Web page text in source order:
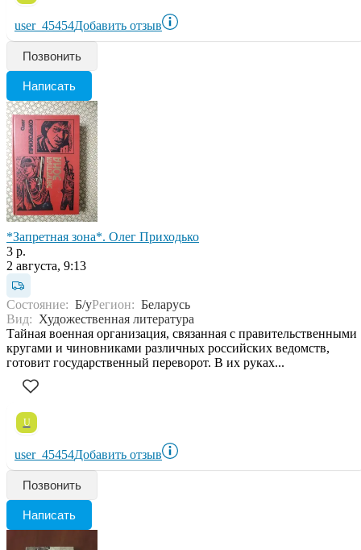
user_45454Добавить отзыв
Позвонить
Написать
*Запретная зона*. Олег Приходько
3 р.
2 августа, 9:13
Состояние: Б/уРегион: Беларусь
Вид: Художественная литература
Тайная военная организация, связанная с правительственными
кругами и чиновниками различных российских ведомств,
готовит государственный переворот. В их руках...
U
user_45454Добавить отзыв
Позвонить
Написать